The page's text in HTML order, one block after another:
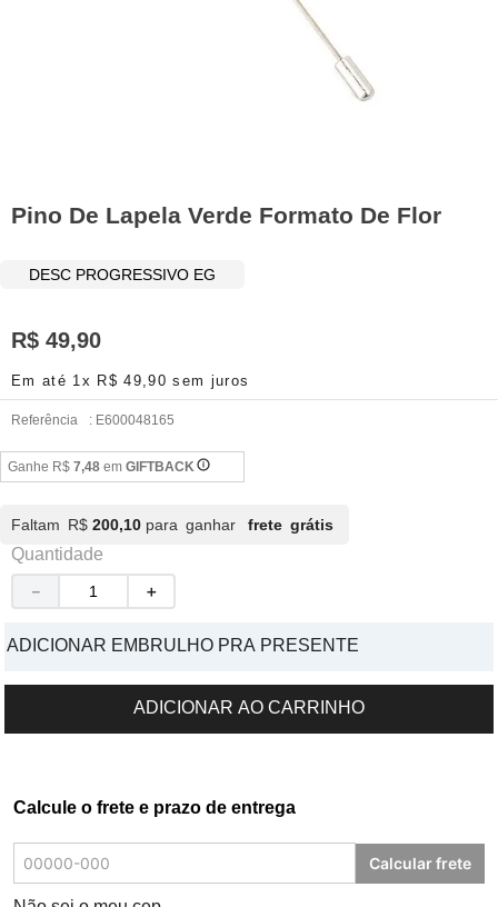
Pino De Lapela Verde Formato De Flor
DESC PROGRESSIVO EG
R$ 49,90
Em até 1x R$ 49,90 sem juros
Referência : E600048165
Ganhe R$ 7,48 em GIFTBACK
Faltam R$ 200,10 para ganhar frete grátis
Quantidade
＋
－
ADICIONAR EMBRULHO PRA PRESENTE
ADICIONAR AO CARRINHO
Calcule o frete e prazo de entrega
Calcular frete